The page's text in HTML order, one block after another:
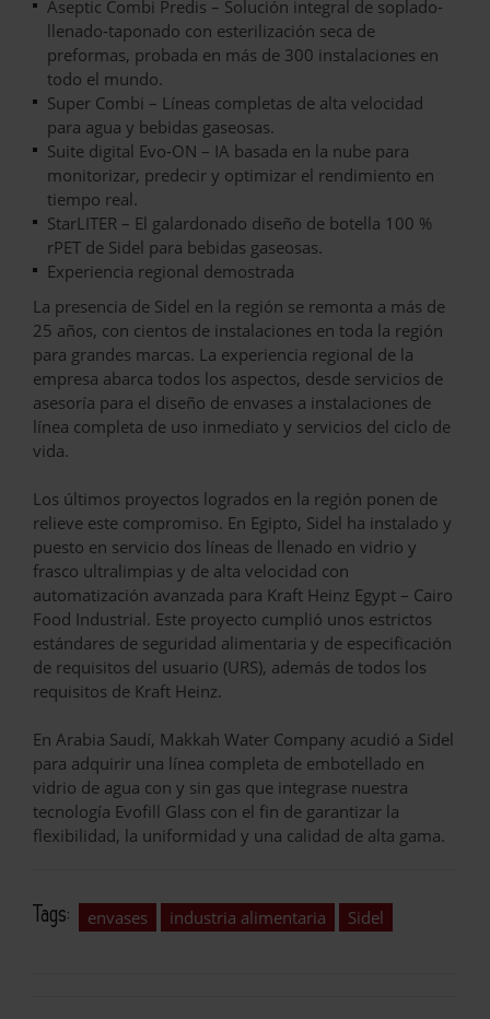
Aseptic Combi Predis – Solución integral de soplado-
llenado-taponado con esterilización seca de
preformas, probada en más de 300 instalaciones en
todo el mundo.
Super Combi – Líneas completas de alta velocidad
para agua y bebidas gaseosas.
Suite digital Evo-ON – IA basada en la nube para
monitorizar, predecir y optimizar el rendimiento en
tiempo real.
StarLITER – El galardonado diseño de botella 100 %
rPET de Sidel para bebidas gaseosas.
Experiencia regional demostrada
La presencia de Sidel en la región se remonta a más de
25 años, con cientos de instalaciones en toda la región
para grandes marcas. La experiencia regional de la
empresa abarca todos los aspectos, desde servicios de
asesoría para el diseño de envases a instalaciones de
línea completa de uso inmediato y servicios del ciclo de
vida.
Los últimos proyectos logrados en la región ponen de
relieve este compromiso. En Egipto, Sidel ha instalado y
puesto en servicio dos líneas de llenado en vidrio y
frasco ultralimpias y de alta velocidad con
automatización avanzada para Kraft Heinz Egypt – Cairo
Food Industrial. Este proyecto cumplió unos estrictos
estándares de seguridad alimentaria y de especificación
de requisitos del usuario (URS), además de todos los
requisitos de Kraft Heinz.
En Arabia Saudí, Makkah Water Company acudió a Sidel
para adquirir una línea completa de embotellado en
vidrio de agua con y sin gas que integrase nuestra
tecnología Evofill Glass con el fin de garantizar la
flexibilidad, la uniformidad y una calidad de alta gama.
Tags: envases industria alimentaria Sidel